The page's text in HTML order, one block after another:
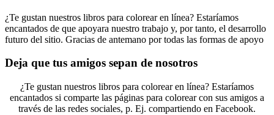
¿Te gustan nuestros libros para colorear en línea? Estaríamos
encantados de que apoyara nuestro trabajo y, por tanto, el desarrollo
futuro del sitio. Gracias de antemano por todas las formas de apoyo
Deja que tus amigos sepan de nosotros
¿Te gustan nuestros libros para colorear en línea? Estaríamos
encantados si comparte las páginas para colorear con sus amigos a
través de las redes sociales, p. Ej. compartiendo en Facebook.